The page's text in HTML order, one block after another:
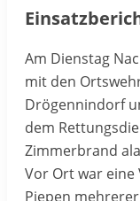
Am Dienstag
mit den
Drögennindorf
dem
Zimmerbrand
Vor Ort war
Piepen